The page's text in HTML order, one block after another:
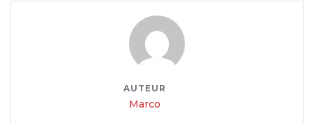
AUTEUR
Marco